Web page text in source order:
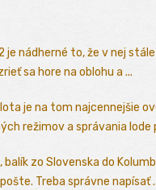
je nádherné to, že v nej
sa hore na oblohu a ...
je na tom najcennejšie
režimov a správania lode
balík zo Slovenska do
Treba správne napísať